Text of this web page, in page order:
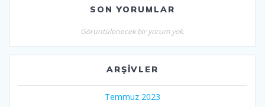
SON YORUMLAR
Görüntülenecek bir yorum yok.
ARŞIVLER
Temmuz 2023